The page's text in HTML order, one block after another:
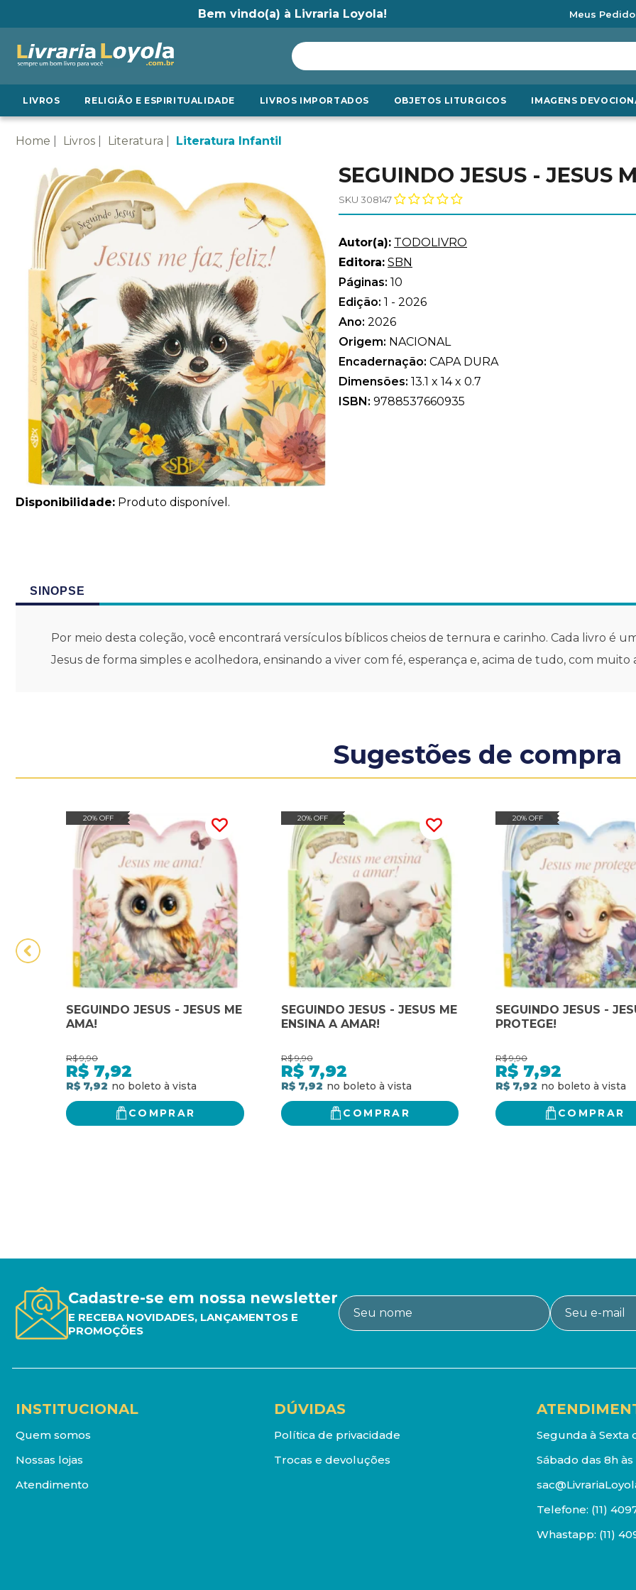
Bem vindo(a) à Livraria Loyola! Meus
LIVROS RELIGIÃO E ESPIRITUALIDADE LIVROS IMPORTADOS OBJETOS LITURGICOS IMAGENS
Home Livros Literatura Literatura Infantil
Disponibilidade: Produto disponível.
SEGUINDO JESUS - JESUS
SKU 308147
Autor(a): TODOLIVRO
Editora: SBN
Páginas: 10
Edição: 1 - 2026
Ano: 2026
Origem: NACIONAL
Encadernação: CAPA DURA
Dimensões: 13.1 x 14 x 0.7
ISBN: 9788537660935
SINOPSE
Por meio desta coleção, você encontrará versículos bíblicos cheios de ternura e carinho. Cada livro é
Jesus de forma simples e acolhedora, ensinando a viver com fé, esperança e, acima de tudo, com muito
Sugestões de compra
20% OFF
SEGUINDO JESUS - JESUS ME
AMA!
R$ 9,90
R$ 7,92
R$ 7,92
COMPRAR
20% OFF
SEGUINDO JESUS - JESUS ME
ENSINA A AMAR!
R$ 9,90
R$ 7,92
R$ 7,92
COMPRAR
20% OFF
SEGUINDO JESUS -
PROTEGE!
R$ 9,90
R$ 7,92
R$ 7,92
COMPRAR
Cadastre-se em nossa newsletter
E RECEBA NOVIDADES, LANÇAMENTOS E
PROMOÇÕES
INSTITUCIONAL
Quem somos
Nossas lojas
Atendimento
DÚVIDAS
Política de privacidade
Trocas e devoluções
Segunda à Sexta
Sábado das 8h às
Telefone: (11)
Whastapp: (11)